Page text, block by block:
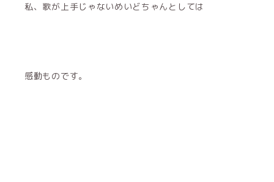
私、歌が上手じゃないめいどちゃんとしては
感動ものです。